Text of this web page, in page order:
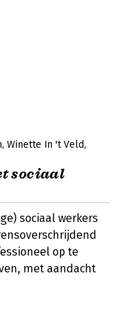
Winette In 't Veld
sociaal
sociaal werkers
op te
met aandacht